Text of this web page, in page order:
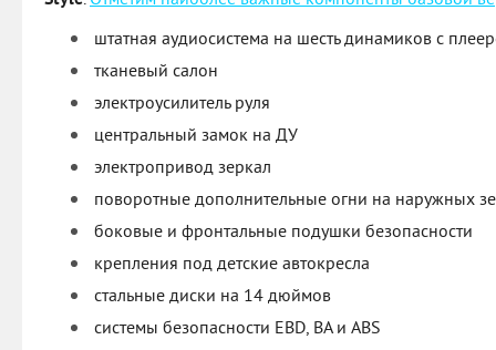
штатная аудиосистема на шесть динамиков с
тканевый салон
электроусилитель руля
центральный замок на ДУ
электропривод зеркал
поворотные дополнительные огни на наружных
боковые и фронтальные подушки безопасности
крепления под детские автокресла
стальные диски на 14 дюймов
системы безопасности EBD, BA и ABS